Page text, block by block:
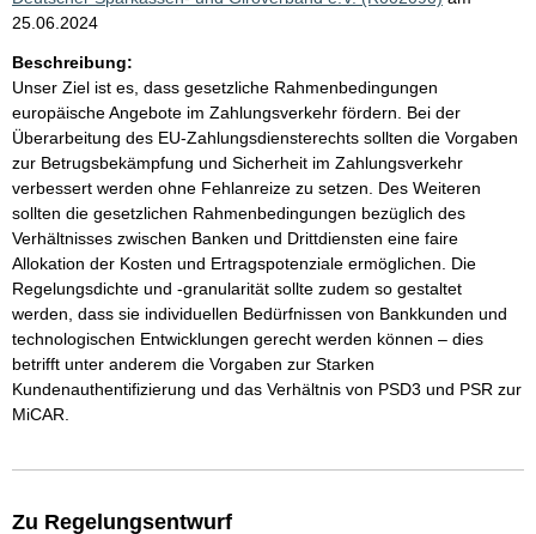
25.06.2024
Beschreibung:
Unser Ziel ist es, dass gesetzliche Rahmenbedingungen
europäische Angebote im Zahlungsverkehr fördern. Bei der
Überarbeitung des EU-Zahlungsdiensterechts sollten die Vorgaben
zur Betrugsbekämpfung und Sicherheit im Zahlungsverkehr
verbessert werden ohne Fehlanreize zu setzen. Des Weiteren
sollten die gesetzlichen Rahmenbedingungen bezüglich des
Verhältnisses zwischen Banken und Drittdiensten eine faire
Allokation der Kosten und Ertragspotenziale ermöglichen. Die
Regelungsdichte und -granularität sollte zudem so gestaltet
werden, dass sie individuellen Bedürfnissen von Bankkunden und
technologischen Entwicklungen gerecht werden können – dies
betrifft unter anderem die Vorgaben zur Starken
Kundenauthentifizierung und das Verhältnis von PSD3 und PSR zur
MiCAR.
Zu Regelungsentwurf